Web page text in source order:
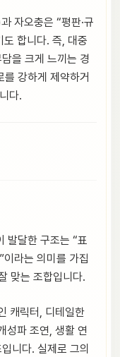
자오충은 “평판·규
도 합니다. 즉, 대중
을 크게 느끼는 경
강하게 제약하거
다.
발달한 구조는 “표
라는 의미를 가집
맞는 조합입니다.
캐릭터, 디테일한
성파 조연, 생활 연
니다. 실제로 그의